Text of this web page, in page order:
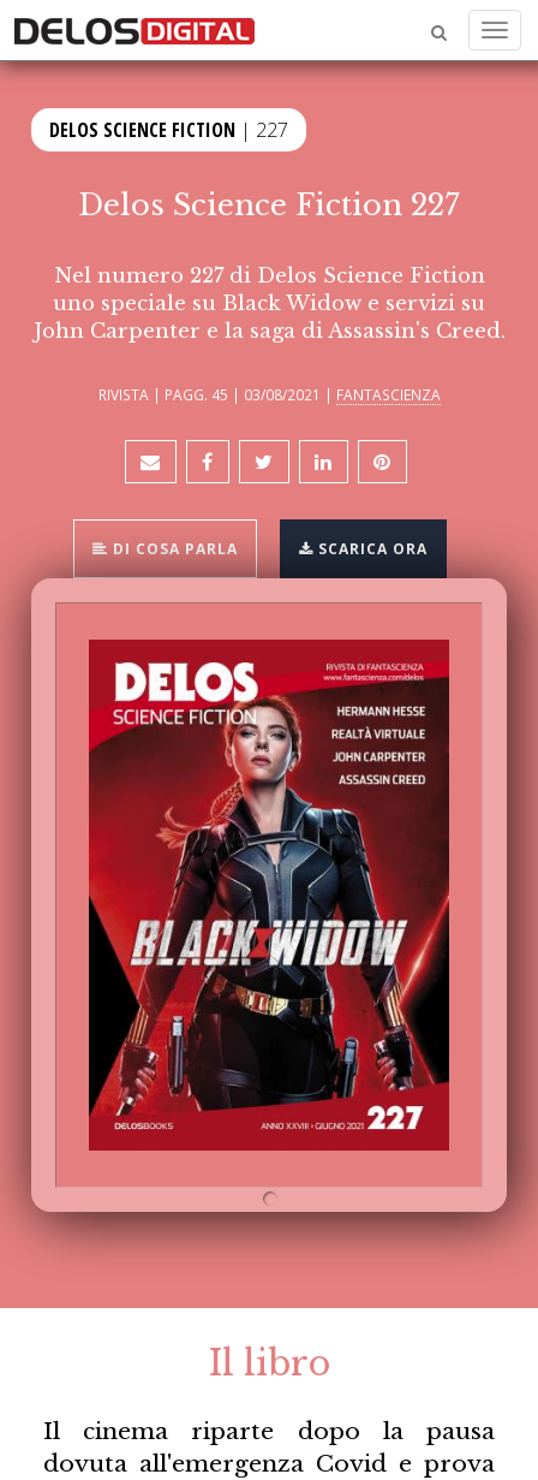
Menu
DELOS SCIENCE FICTION | 227
Delos Science Fiction 227
Nel numero 227 di Delos Science Fiction
uno speciale su Black Widow e servizi su
John Carpenter e la saga di Assassin's Creed.
RIVISTA | PAGG. 45 | 03/08/2021 | FANTASCIENZA
DI COSA PARLA SCARICA ORA
Il libro
Il cinema riparte dopo la pausa
dovuta all'emergenza Covid e prova